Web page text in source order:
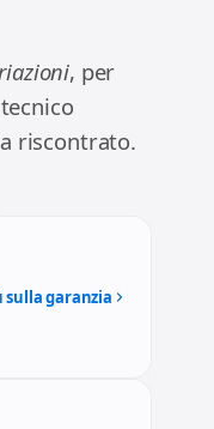
, per
riscontrato.
sulla garanzia